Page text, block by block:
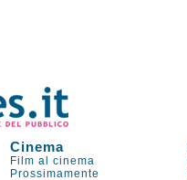
Cinema
Film al cinema
Prossimamente